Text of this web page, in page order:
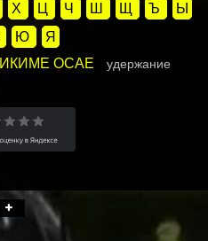
Х Ц Ч Ш Щ Ъ
Ы
Ю Я
ОСАЕ
удержание